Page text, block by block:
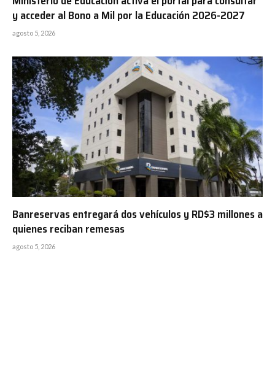
y acceder al Bono a Mil por la Educación 2026-2027
agosto 5, 2026
Banreservas entregará dos vehículos y RD$3 millones a
quienes reciban remesas
agosto 5, 2026